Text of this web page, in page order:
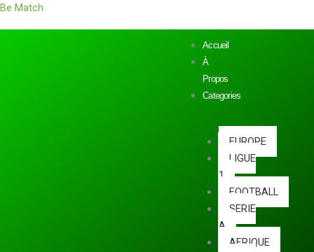
Aller
Be Match
Accueil
À
Propos
Categories
EUROPE
LIGUE
1
FOOTBALL
SERIE
A
AFRIQUE